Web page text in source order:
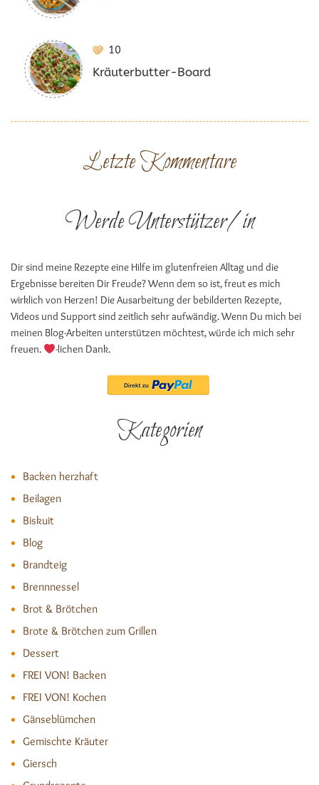
10
Kräuterbutter-Board
Letzte Kommentare
Werde Unterstützer/in
Dir sind meine Rezepte eine Hilfe im glutenfreien Alltag und die
Ergebnisse bereiten Dir Freude? Wenn dem so ist, freut es mich
wirklich von Herzen! Die Ausarbeitung der bebilderten Rezepte,
Videos und Support sind zeitlich sehr aufwändig. Wenn Du mich bei
meinen Blog-Arbeiten unterstützen möchtest, würde ich mich sehr
freuen.
-lichen Dank.
Kategorien
Backen herzhaft
Beilagen
Biskuit
Blog
Brandteig
Brennnessel
Brot & Brötchen
Brote & Brötchen zum Grillen
Dessert
FREI VON! Backen
FREI VON! Kochen
Gänseblümchen
Gemischte Kräuter
Giersch